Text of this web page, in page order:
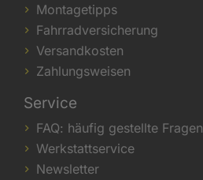
Montagetipps
Fahrradversicherung
Versandkosten
Zahlungsweisen
Service
FAQ: häufig gestellte Fragen
Werkstattservice
Newsletter